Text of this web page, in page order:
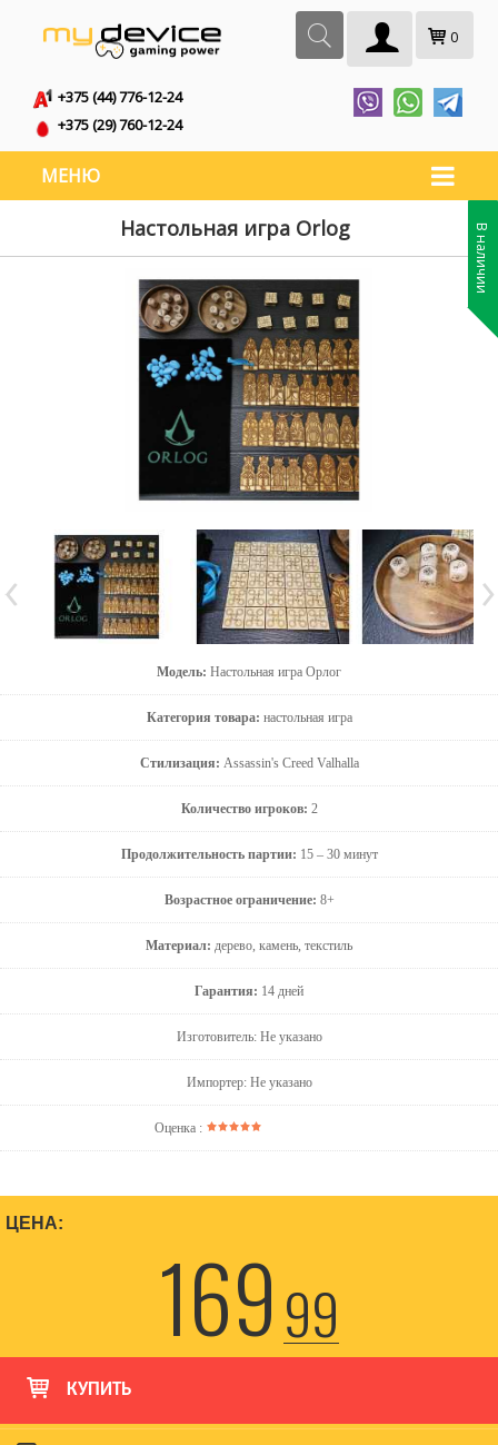
0
+375 (44) 776-12-24
+375 (29) 760-12-24
МЕНЮ
Настольная игра Orlog
Модель: Настольная игра Орлог
Категория товара: настольная игра
Стилизация: Assassin's Creed Valhalla
Количество игроков: 2
Продолжительность партии: 15 – 30 минут
Возрастное ограничение: 8+
Материал: дерево, камень, текстиль
Гарантия: 14 дней
Изготовитель: Не указано
Импортер: Не указано
Оценка :
В наличии
ЦЕНА:
16999
КУПИТЬ